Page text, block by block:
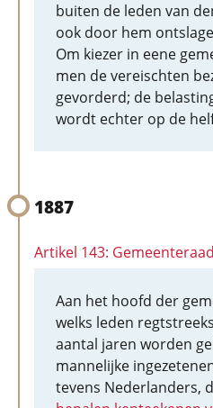
buiten de leden van
ook door hem
Om kiezer in eene
men de vereischten
gevorderd; de
wordt echter op de
1887
Artikel 143:
Aan het hoofd der
welks leden
aantal jaren worden
mannelijke
tevens Nederlanders,